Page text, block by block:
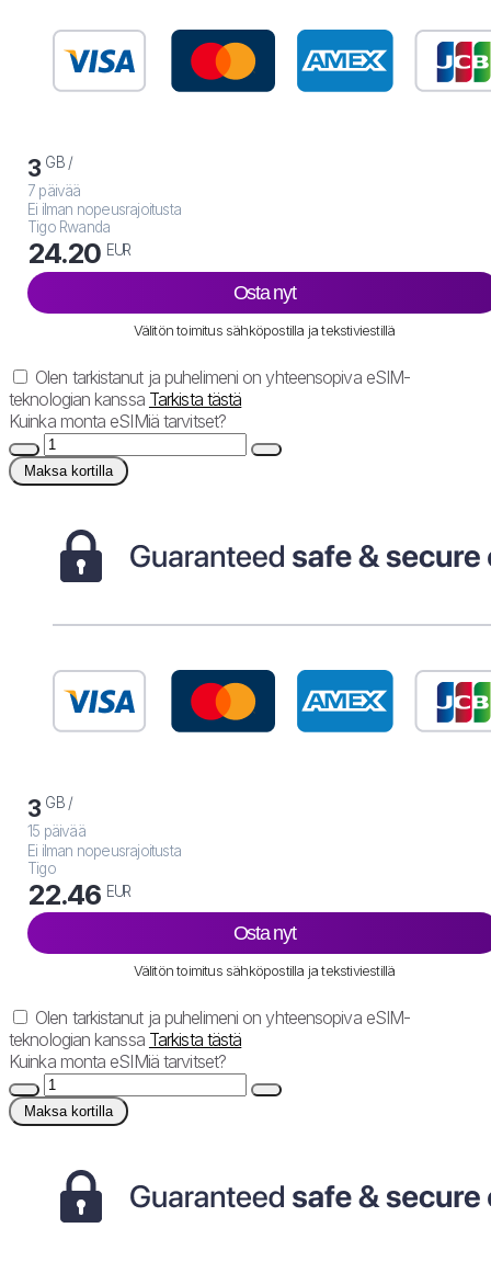
3 GB /
7 päivää
Ei ilman nopeusrajoitusta
Tigo Rwanda
24.20 EUR
Osta nyt
Välitön toimitus sähköpostilla ja tekstiviestillä
Olen tarkistanut ja puhelimeni on yhteensopiva eSIM-
teknologian kanssa Tarkista tästä
Kuinka monta eSIMiä tarvitset?
Maksa kortilla
3 GB /
15 päivää
Ei ilman nopeusrajoitusta
Tigo
22.46 EUR
Osta nyt
Välitön toimitus sähköpostilla ja tekstiviestillä
Olen tarkistanut ja puhelimeni on yhteensopiva eSIM-
teknologian kanssa Tarkista tästä
Kuinka monta eSIMiä tarvitset?
Maksa kortilla